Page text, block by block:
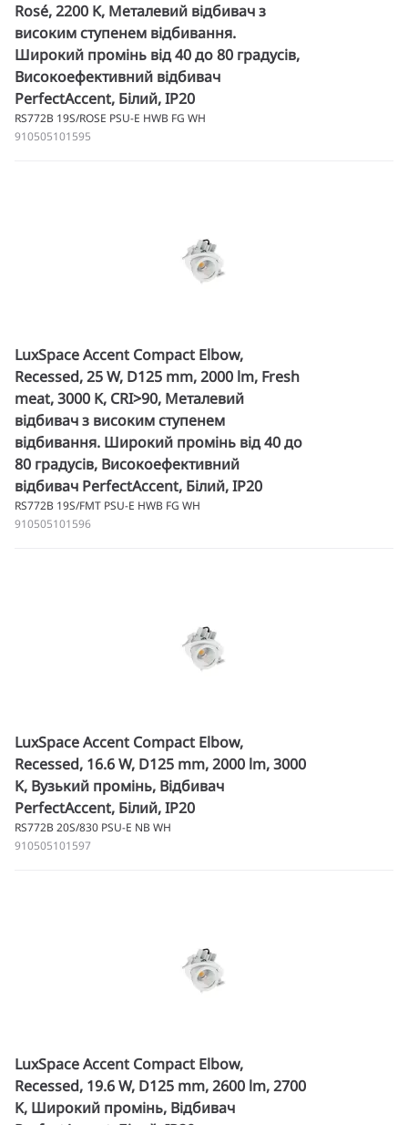
Rosé, 2200 K, Металевий відбивач з
високим ступенем відбивання.
Широкий промінь від 40 до 80 градусів,
Високоефективний відбивач
PerfectAccent, Білий, IP20
RS772B 19S/ROSE PSU-E HWB FG WH
910505101595
LuxSpace Accent Compact Elbow,
Recessed, 25 W, D125 mm, 2000 lm, Fresh
meat, 3000 K, CRI>90, Металевий
відбивач з високим ступенем
відбивання. Широкий промінь від 40 до
80 градусів, Високоефективний
відбивач PerfectAccent, Білий, IP20
RS772B 19S/FMT PSU-E HWB FG WH
910505101596
LuxSpace Accent Compact Elbow,
Recessed, 16.6 W, D125 mm, 2000 lm, 3000
K, Вузький промінь, Відбивач
PerfectAccent, Білий, IP20
RS772B 20S/830 PSU-E NB WH
910505101597
LuxSpace Accent Compact Elbow,
Recessed, 19.6 W, D125 mm, 2600 lm, 2700
K, Широкий промінь, Відбивач